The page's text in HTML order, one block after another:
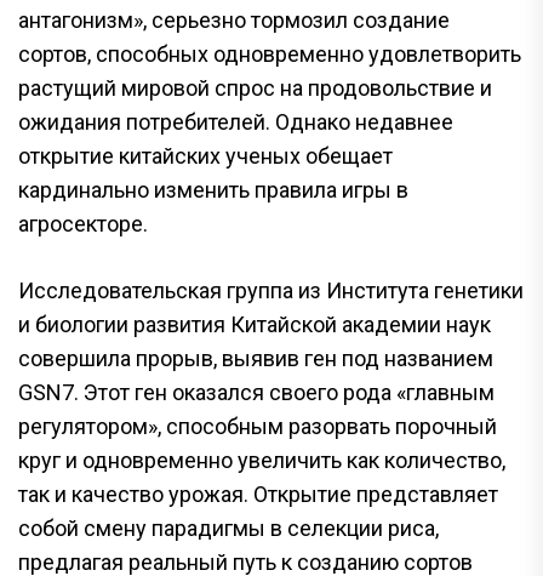
антагонизм», серьезно тормозил создание
сортов, способных одновременно удовлетворить
растущий мировой спрос на продовольствие и
ожидания потребителей. Однако недавнее
открытие китайских ученых обещает
кардинально изменить правила игры в
агросекторе.
Исследовательская группа из Института генетики
и биологии развития Китайской академии наук
совершила прорыв, выявив ген под названием
GSN7. Этот ген оказался своего рода «главным
регулятором», способным разорвать порочный
круг и одновременно увеличить как количество,
так и качество урожая. Открытие представляет
собой смену парадигмы в селекции риса,
предлагая реальный путь к созданию сортов